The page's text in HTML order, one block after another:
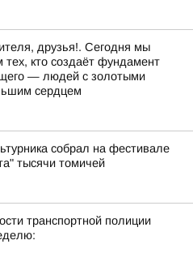
друзья!. Сегодня мы
тех, кто создаёт фундамент
— людей с золотыми
сердцем
собрал на фестивале
тысячи томичей
транспортной полиции